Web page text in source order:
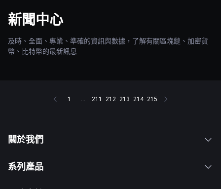
新聞中心
及時、全面、專業、準確的資訊與數據，了解有關區塊鏈、加密貨
幣、比特幣的最新訊息
1 ... 211 212 213 214 215
關於我們
系列產品